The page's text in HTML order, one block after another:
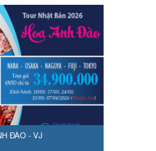
ĐÀO - VJ